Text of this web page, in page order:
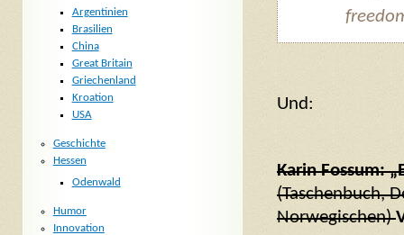
Und:
Karin Fossum:
(Taschenbuch,
Norwegischen)
Argentinien
Brasilien
China
Great Britain
Griechenland
Kroation
USA
Geschichte
Hessen
Odenwald
Humor
Innovation